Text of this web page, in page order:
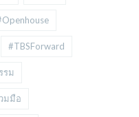
#TBSForward
รม
มมือ